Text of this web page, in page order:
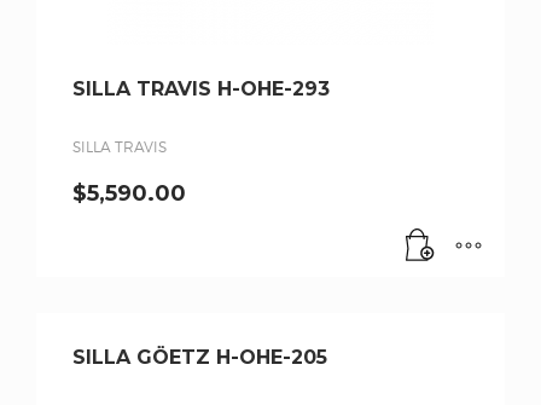
SILLA TRAVIS H-OHE-293
SILLA TRAVIS
$5,590.00
SILLA GÖETZ H-OHE-205